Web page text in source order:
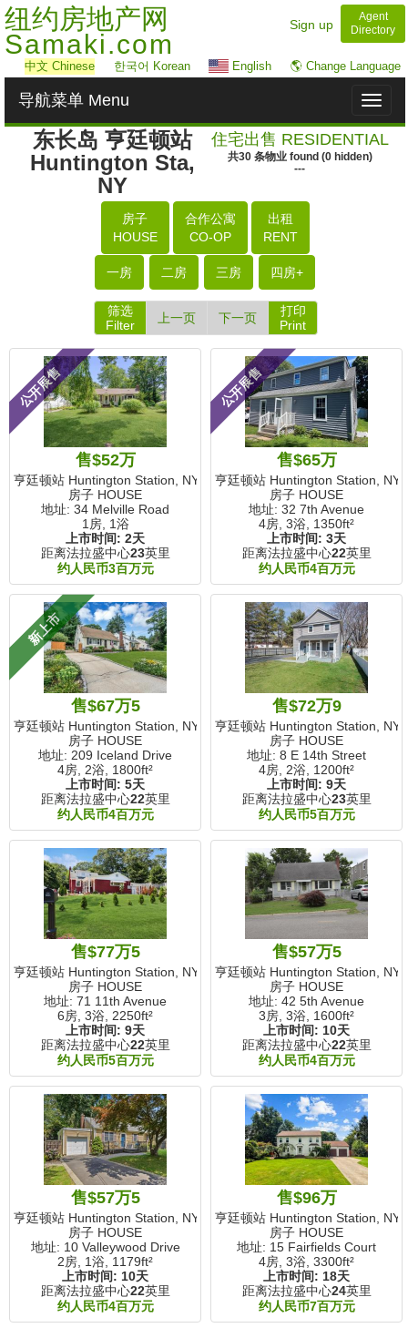
纽约房地产网
Samaki.com
Sign up
Agent
Directory
中文 Chinese 한국어 Korean English 🌎 Change Language
Toggle
导航菜单 Menu
东长岛 亨廷顿站
Huntington Sta,
NY
住宅出售 RESIDENTIAL
共30 条物业found (0hidden)
---
房子
HOUSE
合作公寓
CO-OP
出租
RENT
一房 二房 三房 四房+
筛选
Filter
上一页 下一页
打印
Print
公开展售
售$52万
亨廷顿站 Huntington Station, NY
房子 HOUSE
地址: 34 Melville Road
1房, 1浴
上市时间: 2天
距离法拉盛中心23英里
约人民币3百万元
公开展售
售$65万
亨廷顿站 Huntington Station, NY
房子 HOUSE
地址: 32 7th Avenue
4房, 3浴, 1350ft²
上市时间: 3天
距离法拉盛中心22英里
约人民币4百万元
新上市
售$67万5
亨廷顿站 Huntington Station, NY
房子 HOUSE
地址: 209 Iceland Drive
4房, 2浴, 1800ft²
上市时间: 5天
距离法拉盛中心22英里
约人民币4百万元
售$72万9
亨廷顿站 Huntington Station, NY
房子 HOUSE
地址: 8 E 14th Street
4房, 2浴, 1200ft²
上市时间: 9天
距离法拉盛中心23英里
约人民币5百万元
售$77万5
亨廷顿站 Huntington Station, NY
房子 HOUSE
地址: 71 11th Avenue
6房, 3浴, 2250ft²
上市时间: 9天
距离法拉盛中心22英里
约人民币5百万元
售$57万5
亨廷顿站 Huntington Station, NY
房子 HOUSE
地址: 42 5th Avenue
3房, 3浴, 1600ft²
上市时间: 10天
距离法拉盛中心22英里
约人民币4百万元
售$57万5
亨廷顿站 Huntington Station, NY
房子 HOUSE
地址: 10 Valleywood Drive
2房, 1浴, 1179ft²
上市时间: 10天
距离法拉盛中心22英里
约人民币4百万元
售$96万
亨廷顿站 Huntington Station, NY
房子 HOUSE
地址: 15 Fairfields Court
4房, 3浴, 3300ft²
上市时间: 18天
距离法拉盛中心24英里
约人民币7百万元